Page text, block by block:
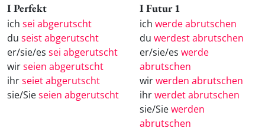
I Perfekt
ich sei abgerutscht
du seist abgerutscht
er/sie/es sei abgerutscht
wirseien abgerutscht
ihrseiet abgerutscht
sie/Sieseien abgerutscht
I Futur 1
ich werde abrutschen
du werdest abrutschen
er/sie/es werde
abrutschen
wirwerden abrutschen
ihrwerdet abrutschen
sie/Siewerden
abrutschen